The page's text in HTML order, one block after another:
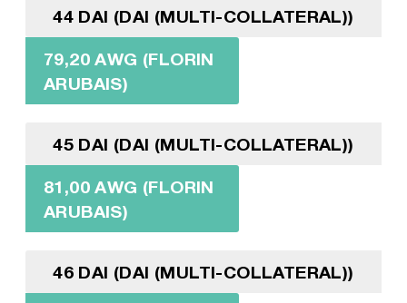
44 DAI (DAI (MULTI-COLLATERAL))
79,20 AWG (FLORIN
ARUBAIS)
45 DAI (DAI (MULTI-COLLATERAL))
81,00 AWG (FLORIN
ARUBAIS)
46 DAI (DAI (MULTI-COLLATERAL))